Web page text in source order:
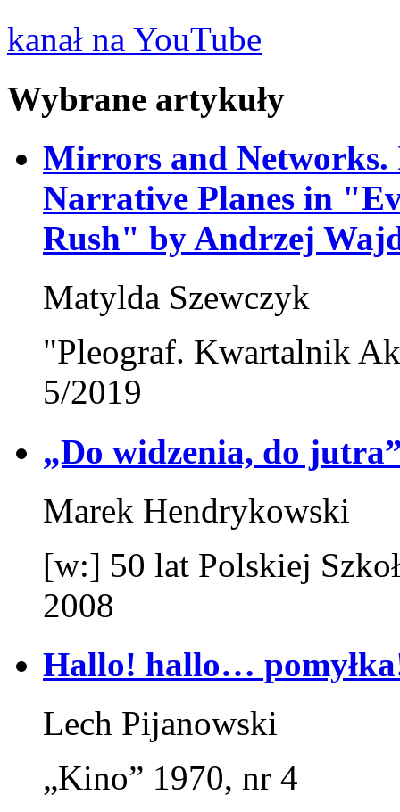
kanał na YouTube
Wybrane artykuły
Mirrors and
Narrative Planes in
Rush" by Andrzej
Matylda Szewczyk
"Pleograf. Kwartalnik
5/2019
„Do widzenia, do
Marek Hendrykowski
[w:] 50 lat Polskiej
2008
Hallo! hallo…
Lech Pijanowski
„Kino” 1970, nr 4